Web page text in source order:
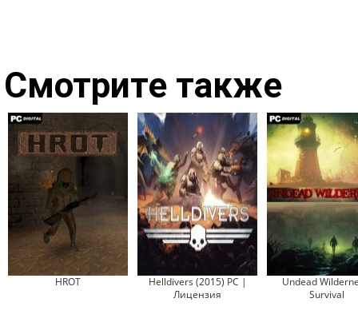
Смотрите также
HROT
Helldivers (2015) PC |
Лицензия
Undead
Survival